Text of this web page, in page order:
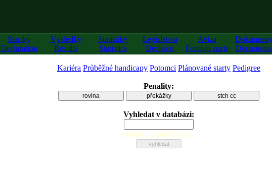
Startky
Declaration
Výsledky
Results
Statistiky
Statistics
Legislativa
Decision
Avíza
Foreign starts
Documents
Kariéra Průběžné handicapy Potomci Plánované starty Pedigree
Penality:
rovina překážky stch cc
Vyhledat v databázi:
zadejte alespoň 2 znaky